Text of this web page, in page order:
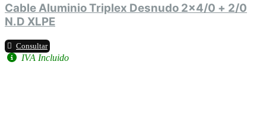
Cable Aluminio Triplex Desnudo 2x4/0 + 2/0
N.D XLPE
Consultar
IVA Incluido